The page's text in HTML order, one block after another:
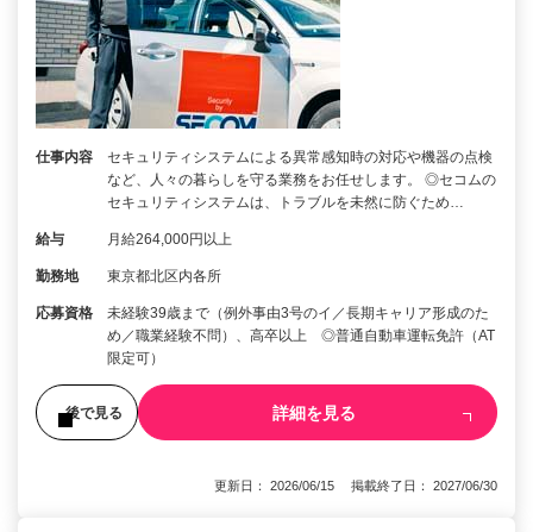
仕事内容
セキュリティシステムによる異常感知時の対応や機器の点検
など、人々の暮らしを守る業務をお任せします。 ◎セコムの
セキュリティシステムは、トラブルを未然に防ぐため…
給与 月給264,000円以上
勤務地 東京都北区内各所
応募資格
未経験39歳まで（例外事由3号のイ／長期キャリア形成のた
め／職業経験不問）、高卒以上 ◎普通自動車運転免許（AT
限定可）
後で見る 詳細を見る
更新日： 2026/06/15 掲載終了日： 2027/06/30